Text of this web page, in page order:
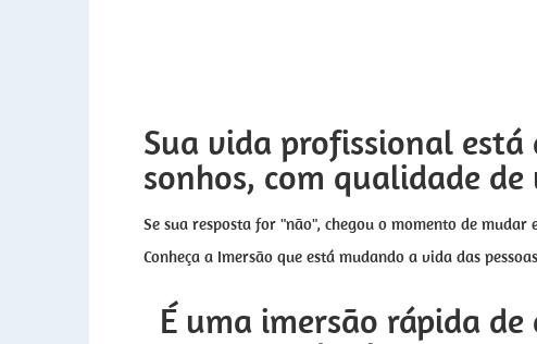
Sua vida profissional está
sonhos, com qualidade
Se sua resposta for "não", chegou o momento de mudar
Conheça a Imersão que está mudando a vida das
É uma imersão rápida